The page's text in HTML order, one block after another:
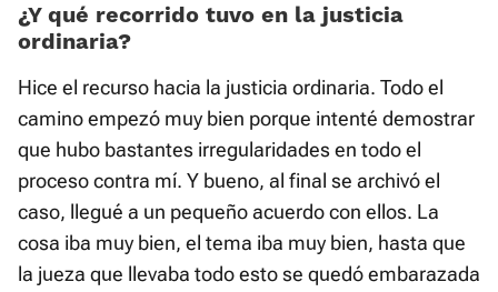
¿Y qué recorrido tuvo en la justicia
ordinaria?
Hice el recurso hacia la justicia ordinaria. Todo el
camino empezó muy bien porque intenté demostrar
que hubo bastantes irregularidades en todo el
proceso contra mí. Y bueno, al final se archivó el
caso, llegué a un pequeño acuerdo con ellos. La
cosa iba muy bien, el tema iba muy bien, hasta que
la jueza que llevaba todo esto se quedó embarazada